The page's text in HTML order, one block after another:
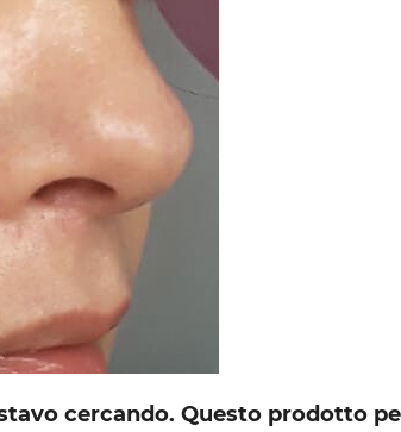
cercando. Questo prodotto